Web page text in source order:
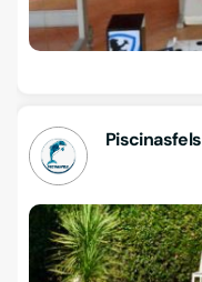
Piscinasfels